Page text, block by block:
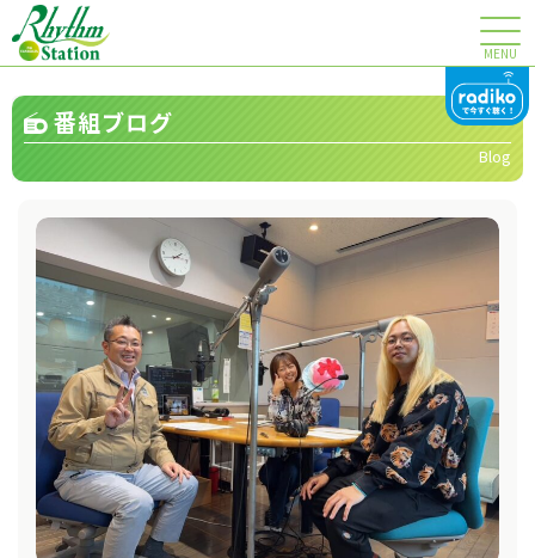
MENU
番組ブログ
Blog